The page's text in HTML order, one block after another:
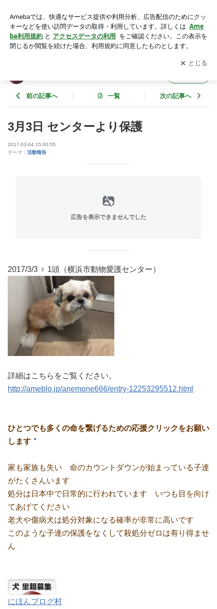
アプリをダウンロードして ブログの更新通知
を受け取りまし
ょう。
開く
前の記事へ 一覧 次の記事へ
3月3日 センターより保護
2017-03-04 15:00:55
テーマ： 活動報告
広告を表示できませんでした
2017/3/3 ♀ 1頭（横浜市動物愛護センター）
詳細はこちらをご覧ください。
http://ameblo.jp/anemone666/entry-12253295512.html
ひとつでも多くの命を繋げるための応援クリックをお願い
します
家も家族も失い 命のカウントダウンが始まっている子達
がたくさんいます
処分は日本中で日常的に行われています いつも目を向け
てあげてください
老犬や傷病犬は処分対象になる確率が非常に高いです
このような子達の保護をなくして殺処分ゼロは有り得ませ
ん
にほんブログ村